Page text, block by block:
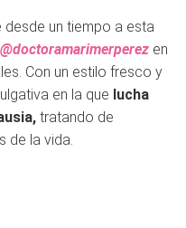
desde un tiempo a esta
@doctoramarimerperez en
Con un estilo fresco y
en la que lucha
tratando de
de la vida.